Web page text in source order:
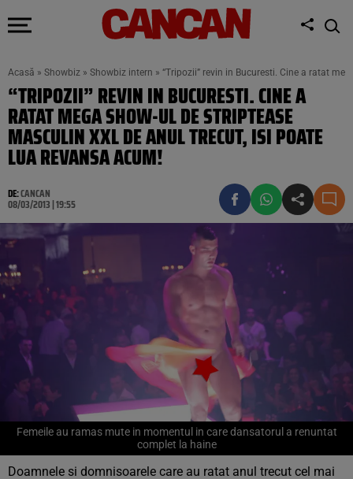
Acasă » Showbiz » Showbiz intern » “Tripozii” revin in Bucuresti. Cine a ratat
“TRIPOZII” REVIN IN BUCURESTI. CINE A
RATAT MEGA SHOW-UL DE STRIPTEASE
MASCULIN XXL DE ANUL TRECUT, ISI POATE
LUA REVANSA ACUM!
DE:CANCAN
08/03/2013 | 19:55
Femeile au ramas mute in momentul in care dansatorul a renuntat
complet la haine
Doamnele si domnisoarele care au ratat anul trecut cel mai